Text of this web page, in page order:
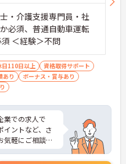
・介護支援専門員・社
必須、普通自動車運転
＜経験＞不問
日110日以上
資格取得サポート
あり
ボーナス・賞与あり
業での求人で
イントなど、さ
気軽にご相談く